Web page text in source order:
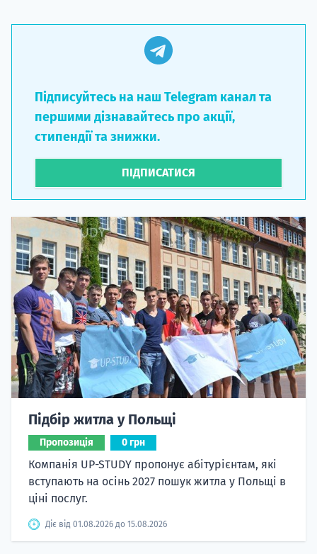
Підписуйтесь на наш Telegram канал та
першими дізнавайтесь про акції,
стипендії та знижки.
ПІДПИСАТИСЯ
Підбір житла у Польщі
Пропозиція 0 грн
Компанія UP-STUDY пропонує абітурієнтам, які
вступають на осінь 2027 пошук житла у Польщі в
ціні послуг.
Діє від 01.08.2026 до 15.08.2026